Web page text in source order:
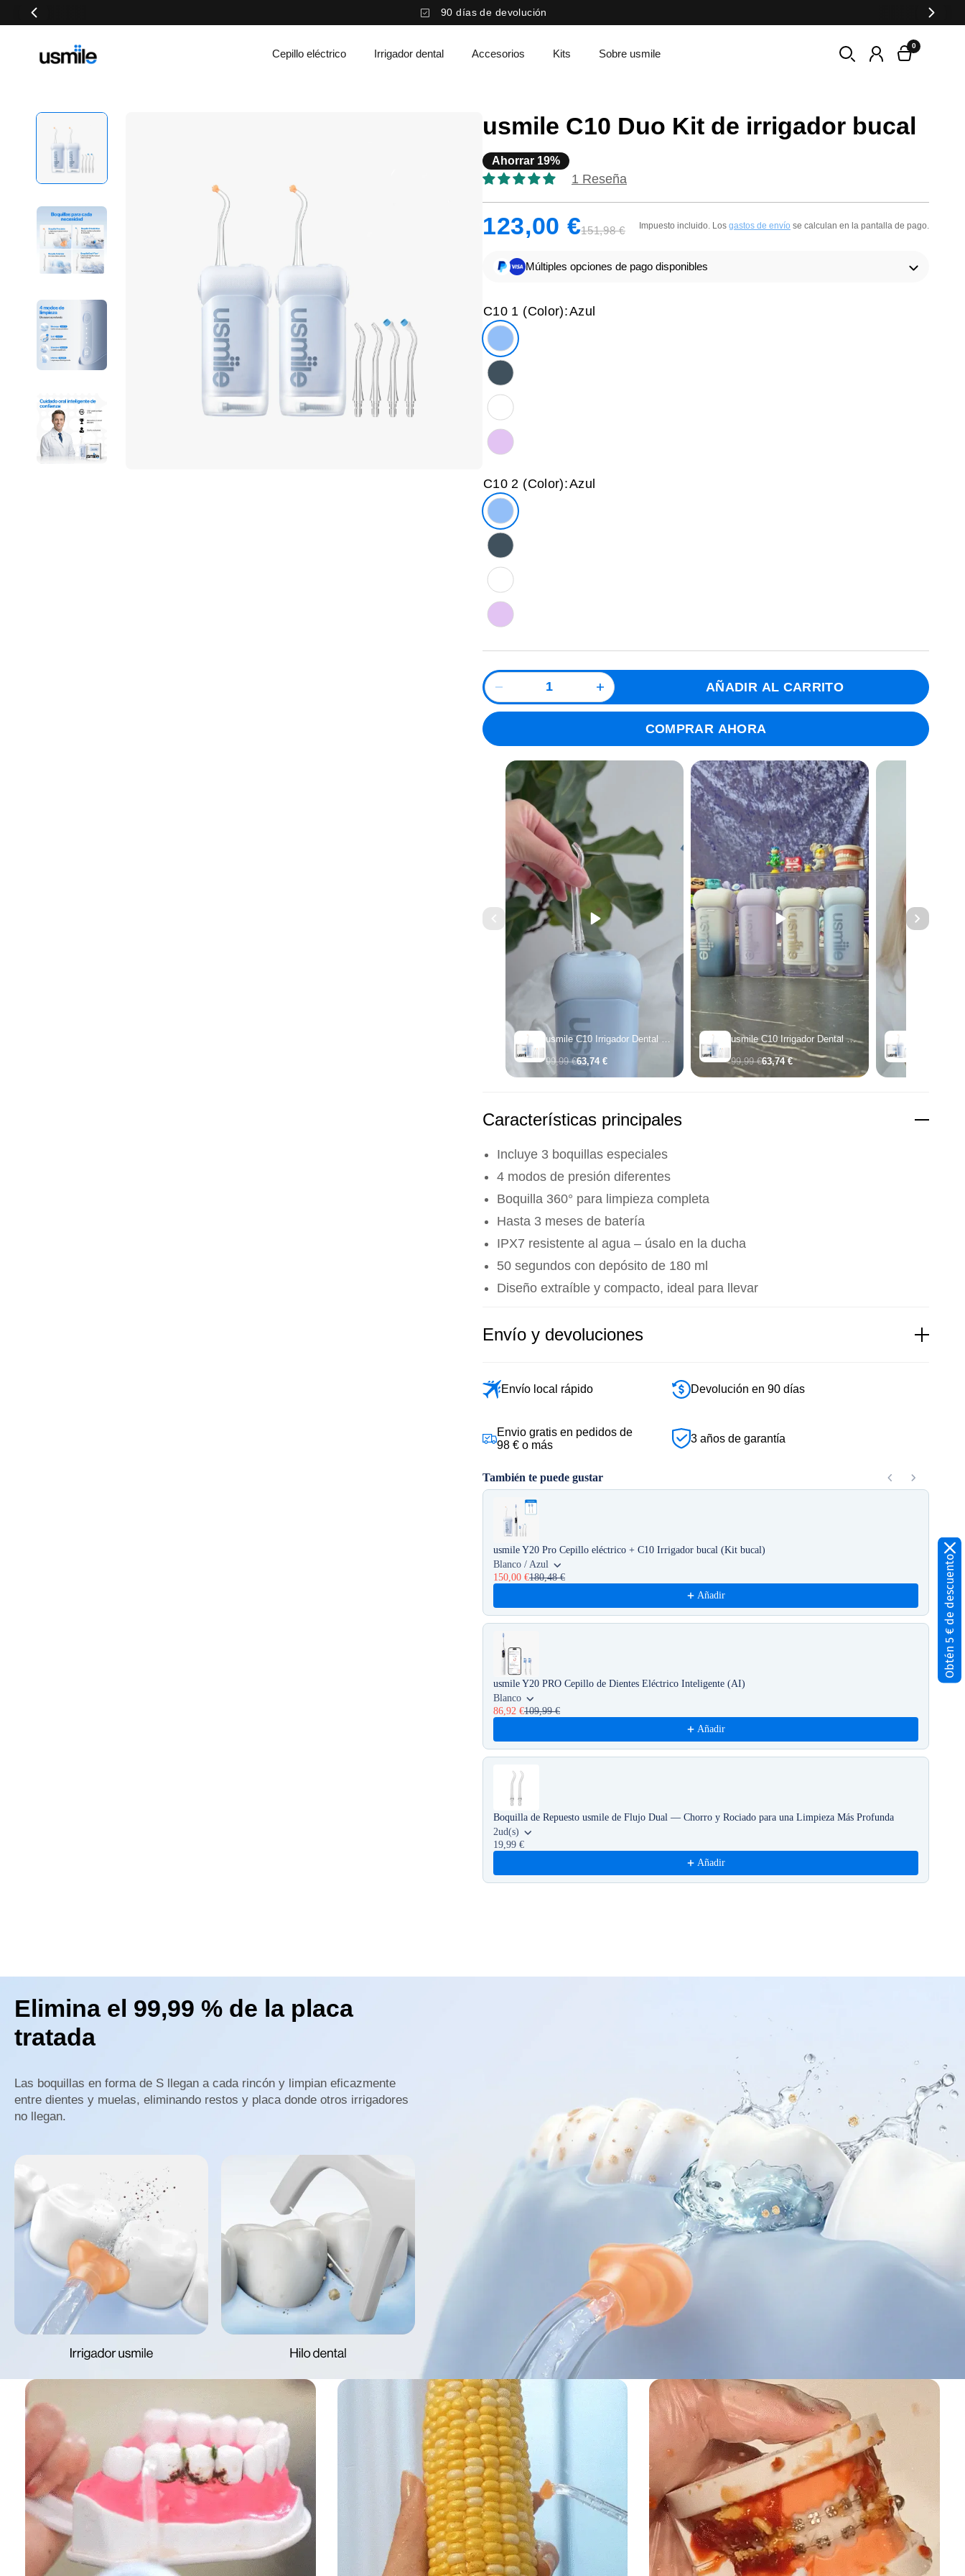
90 días de devolución
Cepillo eléctrico Irrigador dental Accesorios Kits Sobre usmile
0
usmile C10 Duo Kit de irrigador bucal
Ahorrar 19%
1 Reseña
123,00 €151,98 € Impuesto incluido. Los gastos de envío se calculan en la pantalla de pago.
Múltiples opciones de pago disponibles
C10 1 (Color):Azul
C10 2 (Color):Azul
AÑADIR AL CARRITO
COMPRAR AHORA
99,99 €63,74 €
usmile C10 Irrigador Dental Portátil
99,99 €63,74 €
Características principales
Incluye 3 boquillas especiales
4 modos de presión diferentes
Boquilla 360° para limpieza completa
Hasta 3 meses de batería
IPX7 resistente al agua – úsalo en la ducha
50 segundos con depósito de 180 ml
Diseño extraíble y compacto, ideal para llevar
Envío y devoluciones
Envío local rápido Devolución en 90 días
Envio gratis en pedidos de
98 € o más
3 años de garantía
También te puede gustar
Use the Previous and Next buttons to navigate through product recommendations, or scroll
usmile Y20 Pro Cepillo eléctrico + C10 Irrigador bucal (Kit bucal)
Blanco / Azul
150,00 €180,48 €
Añadir
usmile Y20 PRO Cepillo de Dientes Eléctrico Inteligente (AI)
Blanco
86,92 €109,99 €
Añadir
Boquilla de Repuesto usmile de Flujo Dual — Chorro y Rociado para una Limpieza Más Profunda
2ud(s)
19,99 €
Añadir
Elimina el 99,99 % de la placa
tratada
Las boquillas en forma de S llegan a cada rincón y limpian eficazmente
entre dientes y muelas, eliminando restos y placa donde otros irrigadores
no llegan.
Obtén 5 € de descuento